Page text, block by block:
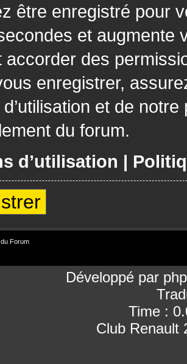
être enregistré pour
et augmente
accorder des
enregistrer,
et de
du forum.
d’utilisation |
Forum
Développé par
Time :
Club Renault